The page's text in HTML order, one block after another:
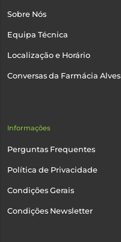
Sobre Nós
Equipa Técnica
Localização e Horário
Conversas da Farmácia Alves
Informações
Perguntas Frequentes
Política de Privacidade
Condições Gerais
Condições Newsletter